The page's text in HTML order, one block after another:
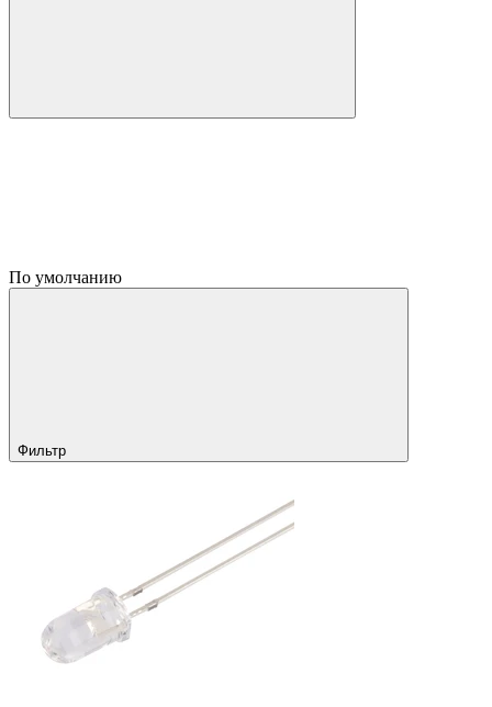
По умолчанию
Фильтр